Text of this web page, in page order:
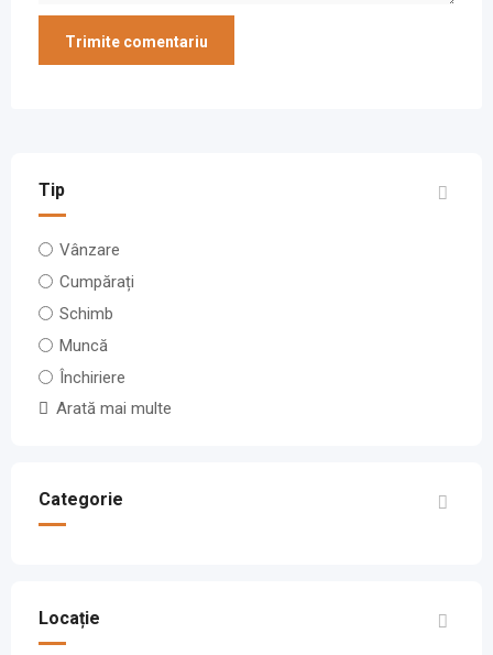
Tip
Vânzare
Cumpărați
Schimb
Muncă
Închiriere
Arată mai multe
Categorie
Locație